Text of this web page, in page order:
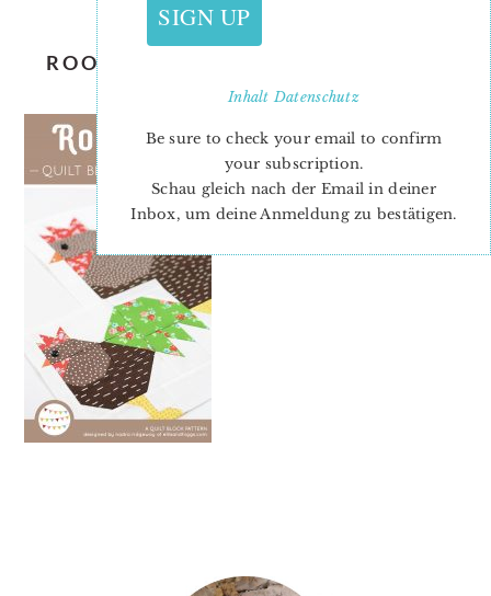
ROOSTER QUILT BLOCK – EASTER
QUILT PATTERN
SIGN UP
InhaltDatenschutz
Be sure to check your email to confirm
your subscription.
Schau gleich nach der Email in deiner
Inbox, um deine Anmeldung zu bestätigen.